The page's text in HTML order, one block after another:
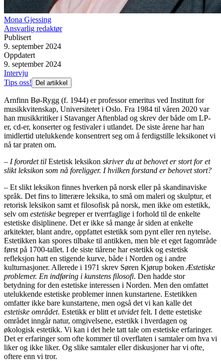
Mona Gjessing
Ansvarlig redaktør
Publisert
9. september 2024
Oppdatert
9. september 2024
Intervju
Tips oss!
Del artikkel
Arnfinn Bø-Rygg (f. 1944) er professor emeritus ved Institutt for
musikkvitenskap, Universitetet i Oslo. Fra 1984 til våren 2020 var
han musikkritiker i Stavanger Aftenblad og skrev der både om LP-
er, cd-er, konserter og festivaler i utlandet. De siste årene har han
imidlertid utelukkende konsentrert seg om å ferdigstille leksikonet vi
nå tar praten om.
– I forordet til Estetisk leksikon skriver du at behovet er stort for et
slikt leksikon som nå foreligger. I hvilken forstand er behovet stort?
– Et slikt leksikon finnes hverken på norsk eller på skandinaviske
språk. Det fins to litterære leksika, to små om maleri og skulptur, et
retorisk leksikon samt et filosofisk på norsk, men ikke om estetikk,
selv om estetiske begreper er tverrfaglige i forhold til de enkelte
estetiske disiplinene. Det er ikke så mange år siden at enkelte
arkitekter, blant andre, oppfattet estetikk som pynt eller ren nytelse.
Estetikken kan spores tilbake til antikken, men ble et eget fagområde
først på 1700-tallet. I de siste tiårene har estetikk og estetisk
refleksjon hatt en stigende kurve, både i Norden og i andre
kulturnasjoner. Allerede i 1971 skrev Søren Kjørup boken Æstetiske
problemer. En indføring i kunstens filosofi. Den hadde stor
betydning for den estetiske interessen i Norden. Men den omfattet
utelukkende estetiske problemer innen kunstartene. Estetikken
omfatter ikke bare kunstartene, men også det vi kan kalle det
estetiske området. Estetikk er blitt et utvidetfelt. I dette estetiske
området inngår natur, omgivelsene, estetikk i hverdagen og
økologisk estetikk. Vi kan i det hele tatt tale om estetiske erfaringer.
Det er erfaringer som ofte kommer til overflaten i samtaler om hva vi
liker og ikke liker. Og slike samtaler eller diskusjoner har vi ofte,
oftere enn vi tror.